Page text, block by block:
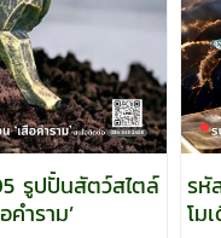
รูปปั้นสัตว์สไตล์
คำราม’
รหั
โม